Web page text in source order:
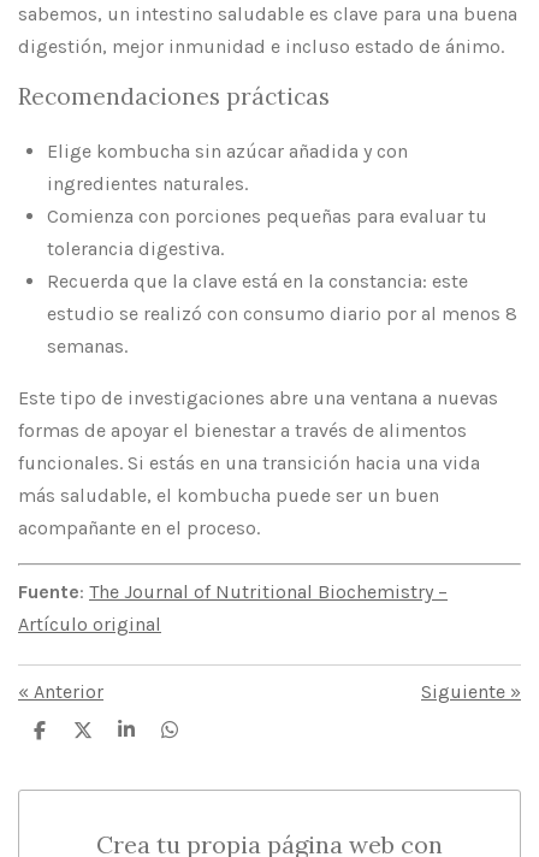
sabemos, un intestino saludable es clave para una buena
digestión, mejor inmunidad e incluso estado de ánimo.
Recomendaciones prácticas
Elige kombucha sin azúcar añadida y con
ingredientes naturales.
Comienza con porciones pequeñas para evaluar tu
tolerancia digestiva.
Recuerda que la clave está en la constancia: este
estudio se realizó con consumo diario por al menos 8
semanas.
Este tipo de investigaciones abre una ventana a nuevas
formas de apoyar el bienestar a través de alimentos
funcionales. Si estás en una transición hacia una vida
más saludable, el kombucha puede ser un buen
acompañante en el proceso.
Fuente: The Journal of Nutritional Biochemistry –
Artículo original
« Anterior Siguiente »
C
p
C
p
C
p
t
C
p
t
Crea tu propia página web con